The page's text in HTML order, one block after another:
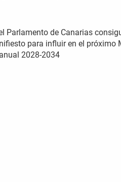
Parlamento de Canarias
para influir en el próximo
2028-2034